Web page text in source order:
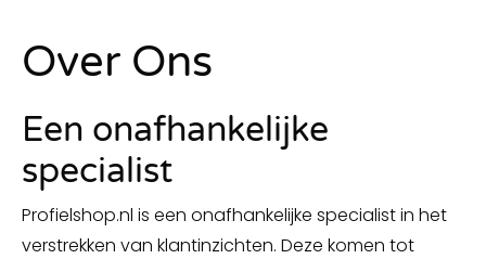
Over Ons
Een onafhankelijke
specialist
Profielshop.nl is een onafhankelijke specialist in het
verstrekken van klantinzichten. Deze komen tot